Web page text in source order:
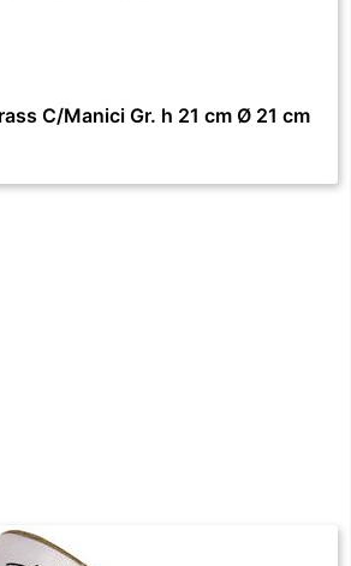
C/Manici Gr. h 21 cm Ø 21 cm